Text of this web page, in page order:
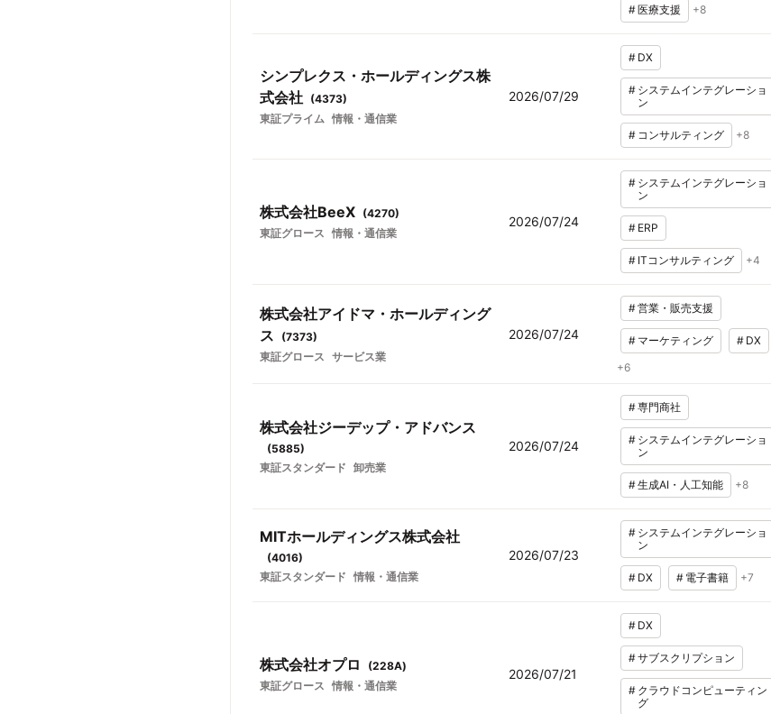
#医療支援 +8
シンプレクス・ホールディングス株
式会社 (4373)
東証プライム 情報・通信業
2026/07/29
# DX
# システムインテグレーショ
ン
# コンサルティング +8
株式会社BeeX (4270)
東証グロース 情報・通信業
2026/07/24
# システムインテグレーショ
ン
# ERP
# ITコンサルティング +4
株式会社アイドマ・ホールディング
ス
(7373)
東証グロース サービス業
2026/07/24
#営業・販売支援
# マーケティング # DX
+6
株式会社ジーデップ・アドバンス
(5885)
東証スタンダード 卸売業
2026/07/24
#専門商社
# システムインテグレーショ
ン
#生成AI・人工知能 +8
MITホールディングス株式会社
(4016)
東証スタンダード 情報・通信業
2026/07/23
# システムインテグレーショ
ン
# DX # 電子書籍 +7
株式会社オプロ (228A)
東証グロース 情報・通信業
2026/07/21
# DX
#サブスクリプション
# クラウドコンピューティン
グ